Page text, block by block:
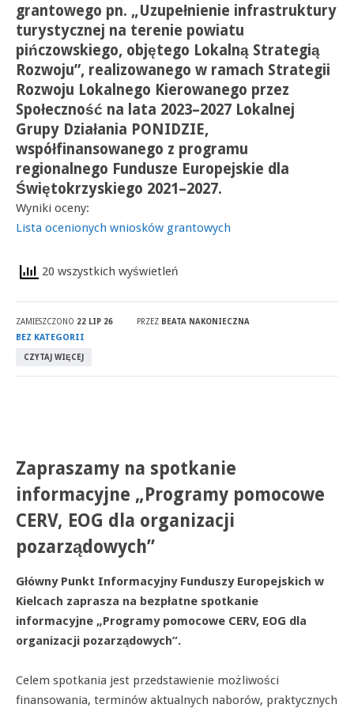
grantowego pn. „Uzupełnienie infrastruktury
turystycznej na terenie powiatu
pińczowskiego, objętego Lokalną Strategią
Rozwoju”, realizowanego w ramach Strategii
Rozwoju Lokalnego Kierowanego przez
Społeczność na lata 2023–2027 Lokalnej
Grupy Działania PONIDZIE,
współfinansowanego z programu
regionalnego Fundusze Europejskie dla
Świętokrzyskiego 2021–2027.
Wyniki oceny:
Lista ocenionych wniosków grantowych
20 wszystkich wyświetleń
ZAMIESZCZONO 22 LIP 26 PRZEZ BEATA NAKONIECZNA
BEZ KATEGORII
CZYTAJ WIĘCEJ
Zapraszamy na spotkanie
informacyjne „Programy pomocowe
CERV, EOG dla organizacji
pozarządowych”
Główny Punkt Informacyjny Funduszy Europejskich w
Kielcach zaprasza na bezpłatne spotkanie
informacyjne „Programy pomocowe CERV, EOG dla
organizacji pozarządowych”.
Celem spotkania jest przedstawienie możliwości
finansowania, terminów aktualnych naborów, praktycznych